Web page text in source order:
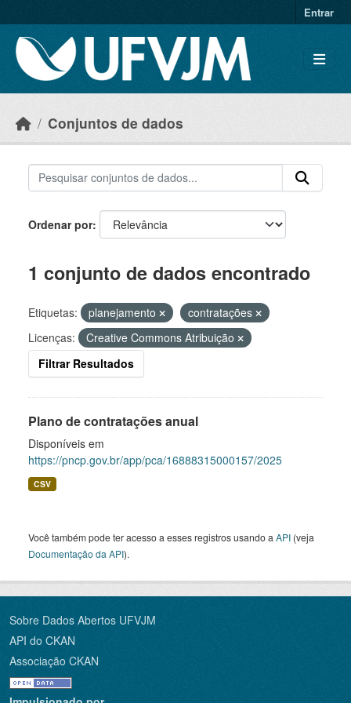
Entrar
Conjuntos de dados
Ordenar por
1 conjunto de dados encontrado
Etiquetas: planejamento
contratações
Licenças:
Creative Commons Atribuição
Filtrar Resultados
Plano de contratações anual
Disponíveis em
https://pncp.gov.br/app/pca/16888315000157/2025
CSV
Você também pode ter acesso a esses registros usando a API (veja
Documentação da API).
Sobre Dados Abertos UFVJM
API do CKAN
Associação CKAN